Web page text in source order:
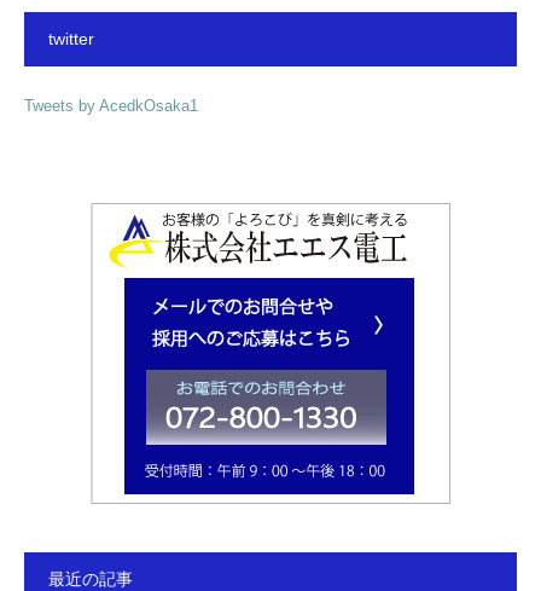
twitter
Tweets by AcedkOsaka1
最近の記事